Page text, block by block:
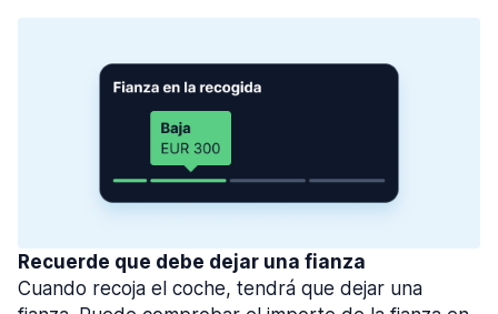
Recuerde que debe dejar una fianza
Cuando recoja el coche, tendrá que dejar una